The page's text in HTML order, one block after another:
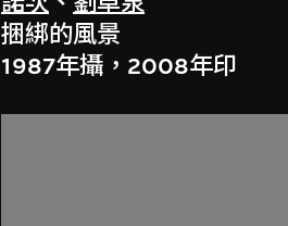
捆綁的風景
1987年攝，2008年印